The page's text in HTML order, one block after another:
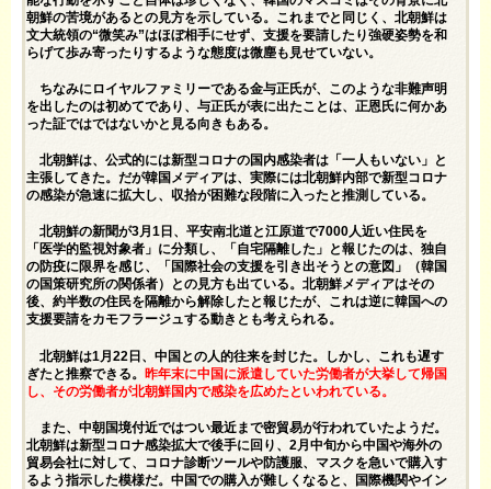
朝鮮の苦境があるとの見方を示している。これまでと同じく、北朝鮮は
文大統領の“微笑み”はほぼ相手にせず、支援を要請したり強硬姿勢を和
らげて歩み寄ったりするような態度は微塵も見せていない。
ちなみにロイヤルファミリーである金与正氏が、このような非難声明
を出したのは初めてであり、与正氏が表に出たことは、正恩氏に何かあ
った証ではではないかと見る向きもある。
北朝鮮は、公式的には新型コロナの国内感染者は「一人もいない」と
主張してきた。だが韓国メディアは、実際には北朝鮮内部で新型コロナ
の感染が急速に拡大し、収拾が困難な段階に入ったと推測している。
北朝鮮の新聞が3月1日、平安南北道と江原道で7000人近い住民を
「医学的監視対象者」に分類し、「自宅隔離した」と報じたのは、独自
の防疫に限界を感じ、「国際社会の支援を引き出そうとの意図」（韓国
の国策研究所の関係者）との見方も出ている。北朝鮮メディアはその
後、約半数の住民を隔離から解除したと報じたが、これは逆に韓国への
支援要請をカモフラージュする動きとも考えられる。
北朝鮮は1月22日、中国との人的往来を封じた。しかし、これも遅す
ぎたと推察できる。
昨年末に中国に派遣していた労働者が大挙して帰国
し、その労働者が北朝鮮国内で感染を広めたといわれている。
また、中朝国境付近ではつい最近まで密貿易が行われていたようだ。
北朝鮮は新型コロナ感染拡大で後手に回り、2月中旬から中国や海外の
貿易会社に対して、コロナ診断ツールや防護服、マスクを急いで購入す
るよう指示した模様だ。中国での購入が難しくなると、国際機関やイン